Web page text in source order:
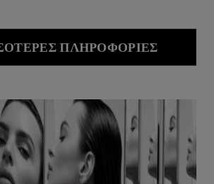
ΠΛΗΡΟΦΟΡΊΕΣ